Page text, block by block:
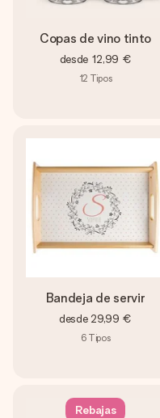
Copas de vino tinto
desde 12,99 €
12 Tipos
Bandeja de servir
desde 29,99 €
6 Tipos
Rebajas